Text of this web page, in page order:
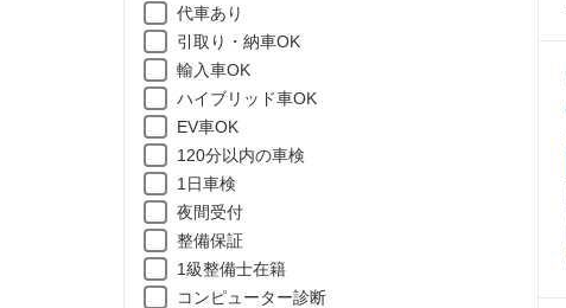
代車あり
引取り・納車OK
輸入車OK
ハイブリッド車OK
EV車OK
120分以内の車検
1日車検
夜間受付
整備保証
1級整備士在籍
コンピューター診断